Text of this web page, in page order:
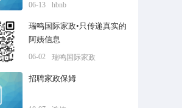
06-13 hbnb
瑞鸣国际家政•只传递真实的
阿姨信息
06-02 瑞鸣国际家政
招聘家政保姆